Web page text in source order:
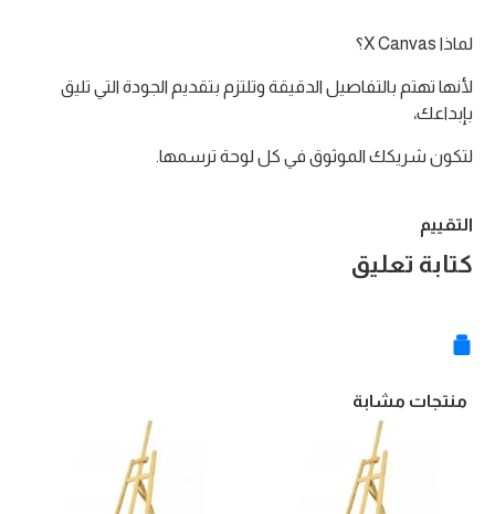
لماذا X Canvas؟
لأنها تهتم بالتفاصيل الدقيقة وتلتزم بتقديم الجودة التي تليق
بإبداعك،
لتكون شريكك الموثوق في كل لوحة ترسمها.
التقييم
كتابة تعليق
منتجات مشابة